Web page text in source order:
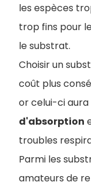
les espèces
trop fins pour
le substrat.
Choisir un
coût plus
or celui-ci
d'absorption
troubles
Parmi les
amateurs de